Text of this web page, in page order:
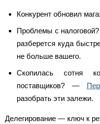
Конкурент обновил
Проблемы с
разберется куда
не больше вашего.
Скопилась сотня
поставщиков? —
разобрать эти залежи.
Делегирование — ключ к